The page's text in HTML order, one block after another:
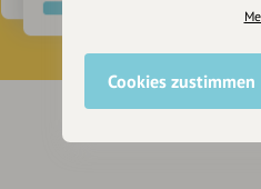
Cookies zustimmen